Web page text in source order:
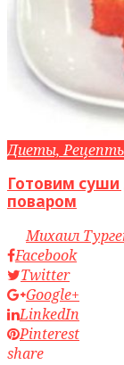
Диеты,
Готовим
поваром
byМихаил
Facebook
Twitter
Google+
LinkedIn
Pinterest
share